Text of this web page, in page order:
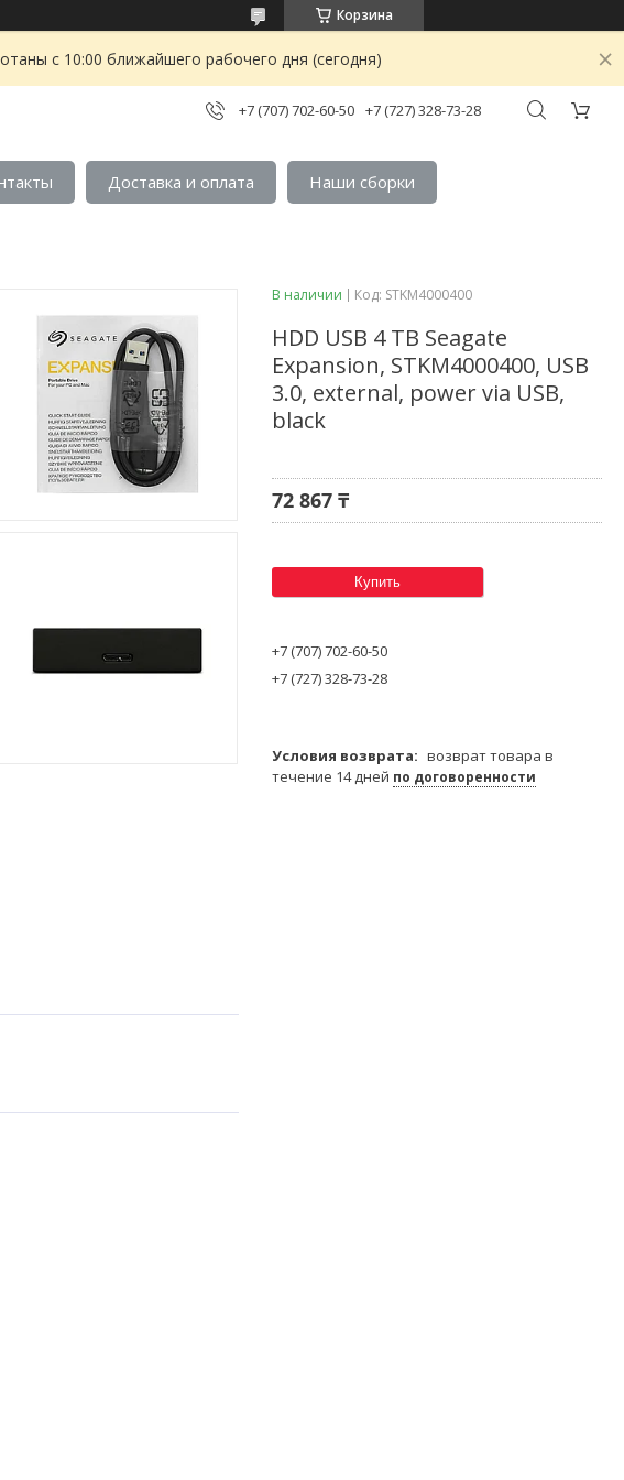
Корзина
с 10:00 ближайшего рабочего дня (сегодня)
+7 (707) 702-60-50 +7 (727) 328-73-28
Доставка и оплата Наши сборки
В наличии Код: STKM4000400
HDD USB 4 TB Seagate
Expansion, STKM4000400, USB
3.0, external, power via USB,
black
72 867 ₸
Купить
+7 (707) 702-60-50
+7 (727) 328-73-28
возврат товара в
течение 14 дней по договоренности